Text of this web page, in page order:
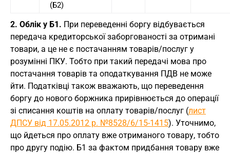
(Б2)
2. Облік у Б1. При переведенні боргу відбувається
передача кредиторської заборгованості за отримані
товари, а це не є постачанням товарів/послуг у
розумінні ПКУ. Тобто при такий передачі мова про
постачання товарів та оподаткування ПДВ не може
йти. Податківці також вважають, що переведення
боргу до нового боржника прирівнюється до операції
зі списання коштів на оплату товарів/послуг (лист
ДПСУ від 17.05.2012 р. №8528/6/15-1415). Уточнимо,
що йдеться про оплату вже отриманого товару, тобто
про другу подію. Б1 за фактом придбання товару вже